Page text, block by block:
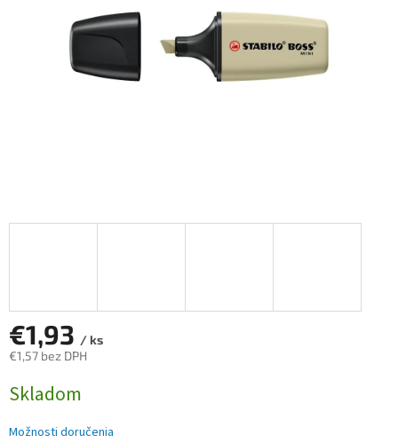
€1,93 / ks
€1,57 bez DPH
cena:
Skladom
Možnosti doručenia